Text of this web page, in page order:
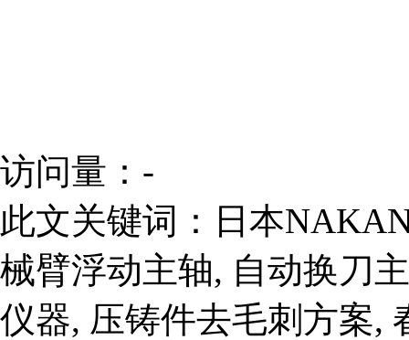
访问量： -
此文关键词：
日本
械臂浮动主轴, 自动换刀
仪器, 压铸件去毛刺方案,